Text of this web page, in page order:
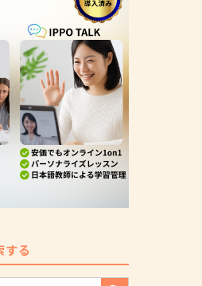
する